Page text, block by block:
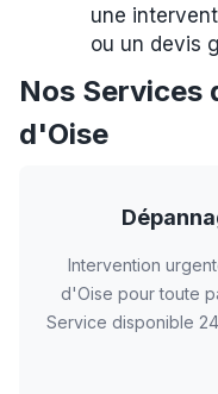
une
ou un devis
Nos Services
d'Oise
Intervention
d'Oise pour toute
Service disponible